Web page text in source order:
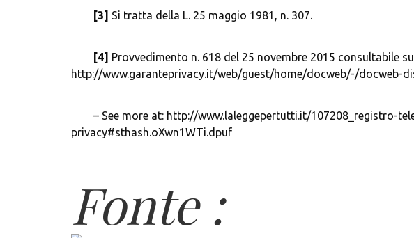
[3]
[4] Provvedimento n. 618 del 25 novembre 2015 consultabile su
Fonte :